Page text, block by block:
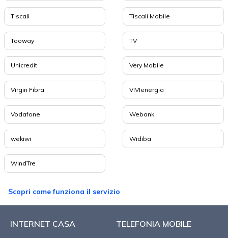
Tiscali Tiscali Mobile
Tooway TV
Unicredit Very Mobile
Virgin Fibra VIVIenergia
Vodafone Webank
wekiwi Widiba
WindTre
Scopri come funziona il servizio
INTERNET CASA TELEFONIA MOBILE